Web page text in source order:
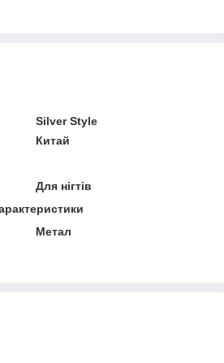
Silver Style
Китай
Для нігтів
Метал